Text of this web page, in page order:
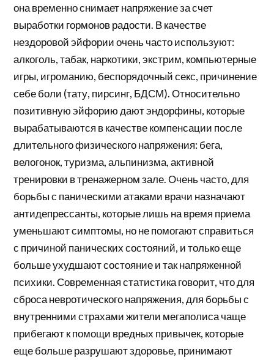
она временно снимает напряжение за счет
выработки гормонов радости. В качестве
нездоровой эйфории очень часто используют:
алкоголь, табак, наркотики, экстрим, компьютерные
игры, игроманию, беспорядочный секс, причинение
себе боли (тату, пирсинг, БДСМ). Относительно
позитивную эйфорию дают эндорфины, которые
вырабатываются в качестве компенсации после
длительного физического напряжения: бега,
велогонок, туризма, альпинизма, активной
тренировки в тренажерном зале. Очень часто, для
борьбы с паническими атаками врачи назначают
антидепрессанты, которые лишь на время приема
уменьшают симптомы, но не помогают справиться
с причиной панических состояний, и только еще
больше ухудшают состояние и так напряженной
психики. Современная статистика говорит, что для
сброса невротического напряжения, для борьбы с
внутренними страхами жители мегаполиса чаще
прибегают к помощи вредных привычек, которые
еще больше разрушают здоровье, принимают